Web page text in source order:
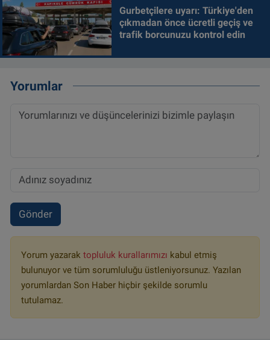
Gurbetçilere uyarı: Türkiye'den
çıkmadan önce ücretli geçiş ve
trafik borcunuzu kontrol edin
Yorumlar
Gönder
Yorum yazarak topluluk kurallarımızı kabul etmiş
bulunuyor ve tüm sorumluluğu üstleniyorsunuz. Yazılan
yorumlardan Son Haber hiçbir şekilde sorumlu
tutulamaz.